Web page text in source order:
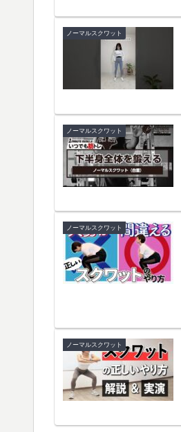
ノーマルスクワット
ノーマルスクワット
ノーマルスクワット
ノーマルスクワット